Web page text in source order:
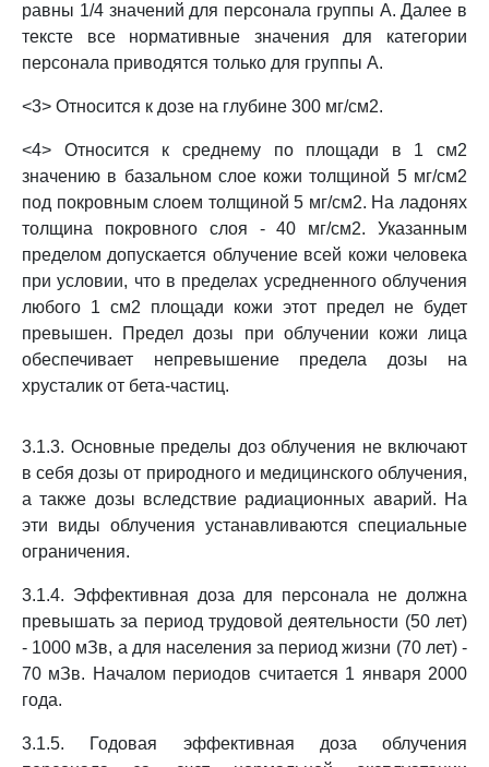
равны 1/4 значений для персонала группы А. Далее в
тексте все нормативные значения для категории
персонала приводятся только для группы А.
<3> Относится к дозе на глубине 300 мг/см2.
<4> Относится к среднему по площади в 1 см2
значению в базальном слое кожи толщиной 5 мг/см2
под покровным слоем толщиной 5 мг/см2. На ладонях
толщина покровного слоя - 40 мг/см2. Указанным
пределом допускается облучение всей кожи человека
при условии, что в пределах усредненного облучения
любого 1 см2 площади кожи этот предел не будет
превышен. Предел дозы при облучении кожи лица
обеспечивает непревышение предела дозы на
хрусталик от бета-частиц.
3.1.3. Основные пределы доз облучения не включают
в себя дозы от природного и медицинского облучения,
а также дозы вследствие радиационных аварий. На
эти виды облучения устанавливаются специальные
ограничения.
3.1.4. Эффективная доза для персонала не должна
превышать за период трудовой деятельности (50 лет)
- 1000 мЗв, а для населения за период жизни (70 лет) -
70 мЗв. Началом периодов считается 1 января 2000
года.
3.1.5. Годовая эффективная доза облучения